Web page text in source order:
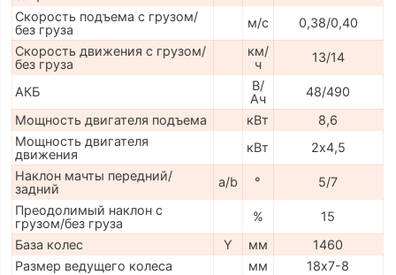
Скорость подъема с грузом/
без груза
м/с
0,38/0,40
Скорость движения с грузом/
без груза
км/
ч
13/14
АКБ
В/
Ач
48/490
Мощность двигателя подъема
кВт
8,6
Мощность двигателя
движения
кВт
2х4,5
Наклон мачты передний/
задний
a/b °
5/7
Преодолимый наклон с
грузом/без груза
%
15
База колес
Y мм
1460
Размер ведущего колеса
мм
18х7-8